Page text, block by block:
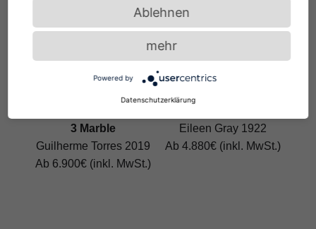
Guilherme Torres 2018
Ab 2.900€ (inkl. MwSt.)
Guilherme Torres 2022
Ab 2.810€ (inkl. MwSt.)
3 Marble
Guilherme Torres 2019
Ab 6.900€ (inkl. MwSt.)
Eileen Gray 1922
Ab 4.880€ (inkl. MwSt.)
Ablehnen
mehr
Powered by
Datenschutzerklärung